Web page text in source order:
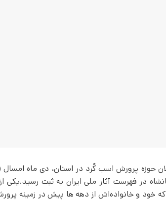
در فهرست آثار ملی ایران به ثبت رسید.یکی
خود و خانواده‌اش از دهه ها پیش در زمینه